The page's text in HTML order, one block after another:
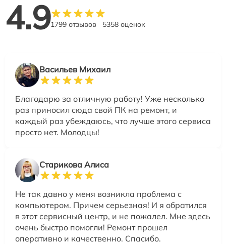
4.91799 отзывов 5358 оценок
Васильев Михаил
Благодарю за отличную работу! Уже несколько
раз приносил сюда свой ПК на ремонт, и
каждый раз убеждаюсь, что лучше этого сервиса
просто нет. Молодцы!
Старикова Алиса
Не так давно у меня возникла проблема с
компьютером. Причем серьезная! И я обратился
в этот сервисный центр, и не пожалел. Мне здесь
очень быстро помогли! Ремонт прошел
оперативно и качественно. Спасибо.